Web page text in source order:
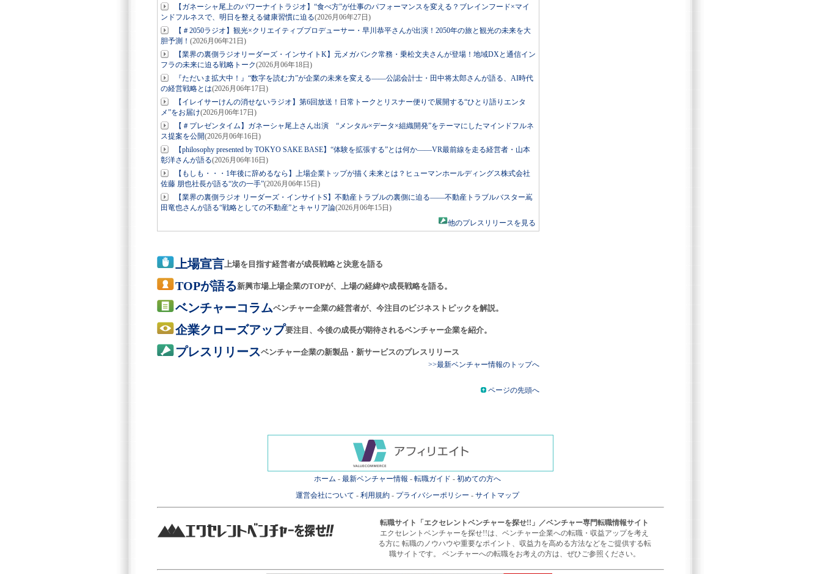
【ガネーシャ尾上のパワーナイトラジオ】“食べ方”が仕事のパフォーマンスを変える？ブレインフード×マイ
ンドフルネスで、明日を整える健康習慣に迫る(2026月06年27日)
【＃2050ラジオ】観光×クリエイティブプロデューサー・早川恭平さんが出演！2050年の旅と観光の未来を大
胆予測！ (2026月06年21日)
【業界の裏側ラジオリーダーズ・インサイトK】元メガバンク常務・乗松文夫さんが登場！地域DXと通信イン
フラの未来に迫る戦略トーク(2026月06年18日)
『ただいま拡大中！』“数字を読む力”が企業の未来を変える――公認会計士・田中将太郎さんが語る、AI時代
の経営戦略とは(2026月06年17日)
【イレイサーけんの消せないラジオ】第6回放送！日常トークとリスナー便りで展開する“ひとり語りエンタ
メ”をお届け(2026月06年17日)
【＃プレゼンタイム】ガネーシャ尾上さん出演 “メンタル×データ×組織開発”をテーマにしたマインドフルネ
ス提案を公開(2026月06年16日)
【philosophy presented by TOKYO SAKE BASE】“体験を拡張する”とは何か――VR最前線を走る経営者・山本
彰洋さんが語る(2026月06年16日)
【もしも・・・1年後に辞めるなら】上場企業トップが描く未来とは？ヒューマンホールディングス株式会社
佐藤 朋也社長が語る“次の一手”(2026月06年15日)
【業界の裏側ラジオ リーダーズ・インサイトS】不動産トラブルの裏側に迫る――不動産トラブルバスター嶌
田竜也さんが語る“戦略としての不動産”とキャリア論(2026月06年15日)
他のプレスリリースを見る
上場宣言上場を目指す経営者が成長戦略と決意を語る
TOPが語る新興市場上場企業のTOPが、上場の経緯や成長戦略を語る。
ベンチャーコラムベンチャー企業の経営者が、今注目のビジネストピックを解説。
企業クローズアップ要注目、今後の成長が期待されるベンチャー企業を紹介。
プレスリリースベンチャー企業の新製品・新サービスのプレスリリース
>>最新ベンチャー情報のトップへ
ページの先頭へ
ホーム - 最新ベンチャー情報 - 転職ガイド - 初めての方へ
運営会社について - 利用規約 - プライバシーポリシー - サイトマップ
転職サイト
「エクセレントベンチャーを探せ!!」／ベンチャー専門転職情報サイト
エクセレントベンチャーを探せ!!は、ベンチャー企業への転職・収益アップを考え
る方に 転職のノウハウや重要なポイント、収益力を高める方法などをご提供する転
職サイトです。 ベンチャーへの転職をお考えの方は、ぜひご参照ください。